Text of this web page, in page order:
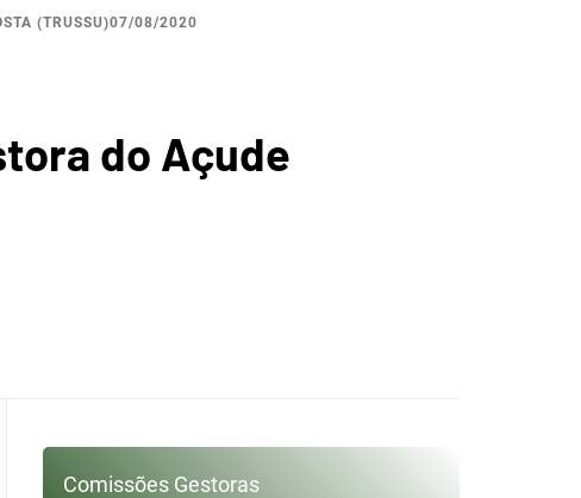
DO
(TRUSSU)07/08/2020
do Açude
Comissões Gestoras